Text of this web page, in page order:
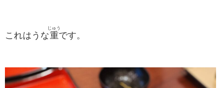
これはうな重
じゅう
です。